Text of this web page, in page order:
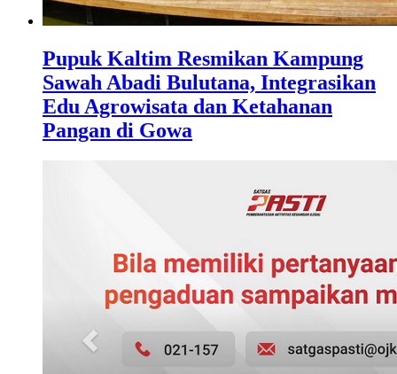
Pupuk Kaltim Resmikan Kampung
Sawah Abadi Bulutana, Integrasikan
Edu Agrowisata dan Ketahanan
Pangan di Gowa